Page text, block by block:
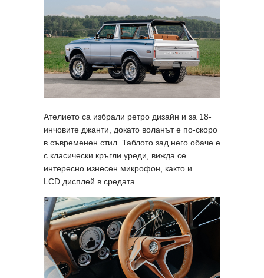
Ателието са избрали ретро дизайн и за 18-
инчовите джанти, докато воланът е по-скоро
в съвременен стил. Таблото зад него обаче е
с класически кръгли уреди, вижда се
интересно изнесен микрофон, както и
LCD дисплей в средата.